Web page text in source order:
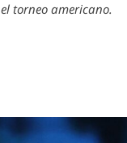
torneo americano.